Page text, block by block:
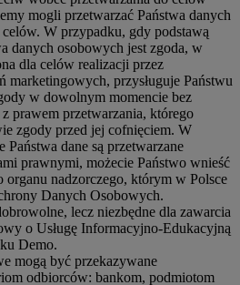
mogli przetwarzać Państwa danych
W przypadku, gdy podstawą
danych osobowych jest zgoda, w
dla celów realizacji przez
marketingowych, przysługuje Państwu
w dowolnym momencie bez
prawem przetwarzania, którego
zgody przed jej cofnięciem. W
Państwa dane są przetwarzane
prawnymi, możecie Państwo wnieść
organu nadzorczego, którym w Polsce
Danych Osobowych.
lecz niezbędne dla zawarcia
o Usługę Informacyjno-Edukacyjną
Demo.
mogą być przekazywane
odbiorców: bankom, podmiotom